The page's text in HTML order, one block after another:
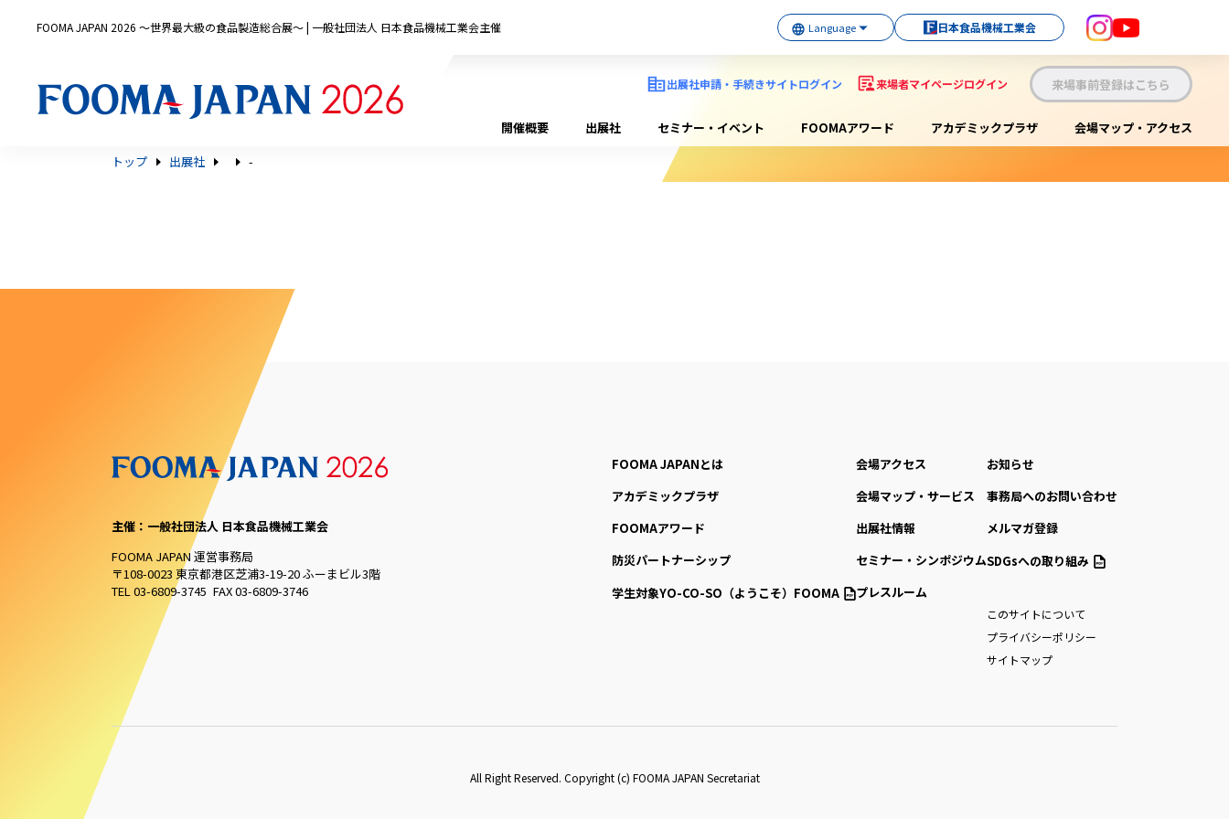
FOOMA JAPAN 2026 〜世界最大級の食品製造総合展〜 | 一般社団法人 日本食品機械工業会主催 日本食品機械工業会
出展社申請・手続きサイトログイン 来場者マイページログイン 来場事前登録はこちら
開催概要 出展社 セミナー・イベント FOOMAアワード アカデミックプラザ
会場マップ・アクセス
トップ
出展社 -
主催：一般社団法人 日本食品機械工業会
FOOMA JAPAN 運営事務局
〒108-0023 東京都港区芝浦3-19-20 ふーまビル3階
TEL 03-6809-3745 FAX 03-6809-3746
FOOMA JAPANとは
アカデミックプラザ
FOOMAアワード
防災パートナーシップ
学生対象YO-CO-SO （ようこそ）FOOMA
会場アクセス
会場マップ・サービス
出展社情報
セミナー・シンポジウム
プレスルーム
お知らせ
事務局へのお問い合わせ
メルマガ登録
SDGsへの取り組み
このサイトについて
プライバシーポリシー
サイトマップ
All Right Reserved. Copyright (c) FOOMA JAPAN Secretariat